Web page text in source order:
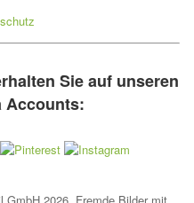
Sie auf unseren
Accounts: